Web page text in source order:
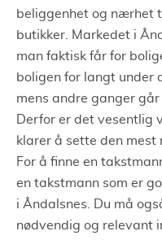
beliggenhet og nærhet
butikker. Markedet i
man faktisk får for
boligen for langt under
mens andre ganger går
Derfor er det vesentlig
klarer å sette den mest
For å finne en
en takstmann som er
i Åndalsnes. Du må
nødvendig og relevant